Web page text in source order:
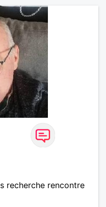
recherche rencontre